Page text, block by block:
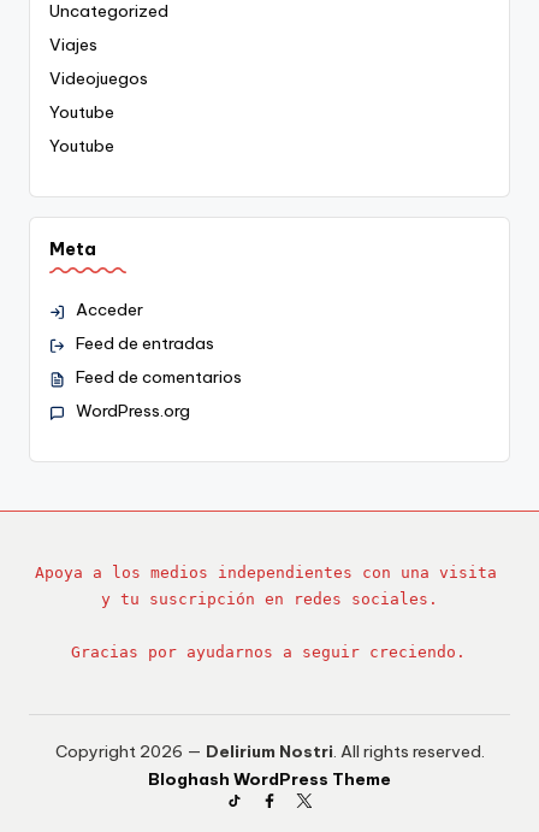
Uncategorized
Viajes
Videojuegos
Youtube
Youtube
Meta
Acceder
Feed de entradas
Feed de comentarios
WordPress.org
Apoya a los medios independientes con una visita
y tu suscripción en redes sociales.
Gracias por ayudarnos a seguir creciendo.
Copyright 2026 — Delirium Nostri . All rights reserved.
Bloghash WordPress Theme
TikTokFacebook
Twitter